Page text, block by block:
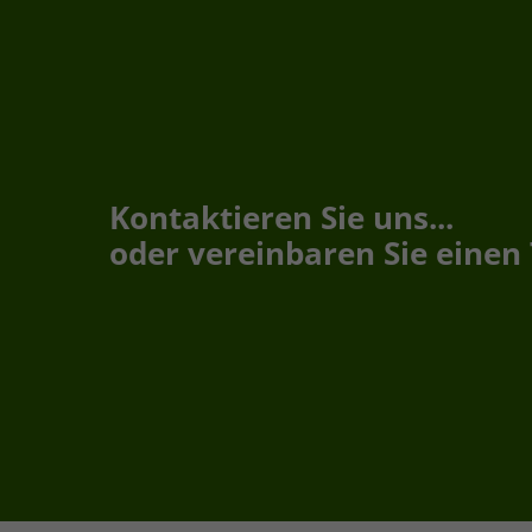
Kontaktieren Sie uns...
oder vereinbaren Sie einen